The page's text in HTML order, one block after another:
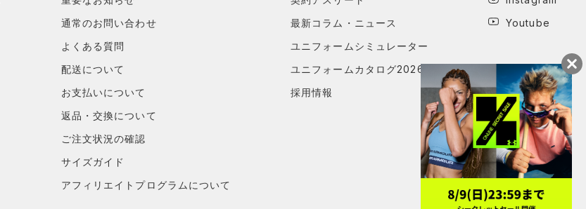
通常のお問い合わせ
よくある質問
配送について
お支払いについて
返品・交換について
ご注文状況の確認
サイズガイド
アフィリエイトプログラムについて
最新コラム・ニュース
ユニフォームシミュレーター
ユニフォームカタログ2026
採用情報
Youtube